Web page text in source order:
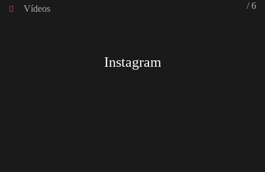
Vídeos / 6
Instagram